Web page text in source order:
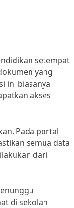
setempat
yang
ini biasanya
akses
Pada portal
semua data
dari
di sekolah